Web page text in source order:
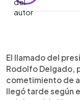
El llamado del
Rodolfo Delgado,
cometimiento de
llegó tarde según